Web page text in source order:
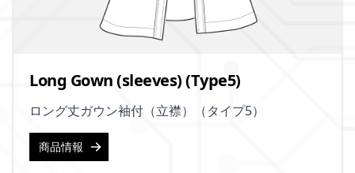
Long Gown (sleeves) (Type5)
ロング丈ガウン袖付（立襟）（タイプ5）
商品情報